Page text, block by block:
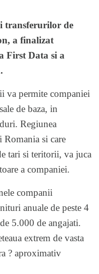
transferurilor de
a finalizat
First Data si a
va permite companiei
de baza, in
Regiunea
si care
tari si teritorii, va juca
a companiei.
companii
anuale de peste 4
5.000 de angajati.
extrem de vasta
? aproximativ